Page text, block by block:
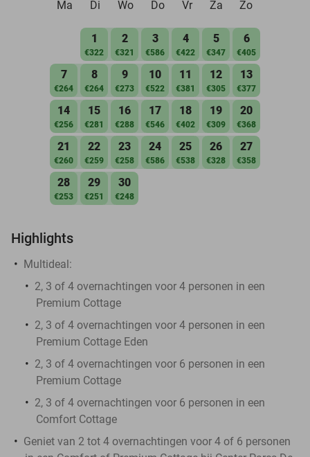
Ma
Di Wo Do Vr Za Zo
1
€322
2
€321
3
€586
4
€422
5
€347
6
€405
7
€264
8
€264
9
€273
10
€522
11
€381
12
€305
13
€377
14
€256
15
€281
16
€288
17
€546
18
€402
19
€309
20
€368
21
€260
22
€259
23
€258
24
€586
25
€538
26
€328
27
€358
28
€253
29
€251
30
€248
Highlights
Multideal:
2, 3 of 4 overnachtingen voor 4 personen in een
Premium Cottage
2, 3 of 4 overnachtingen voor 4 personen in een
Premium Cottage Eden
2, 3 of 4 overnachtingen voor 6 personen in een
Premium Cottage
2, 3 of 4 overnachtingen voor 6 personen in een
Comfort Cottage
Geniet van 2 tot 4 overnachtingen voor 4 of 6 personen